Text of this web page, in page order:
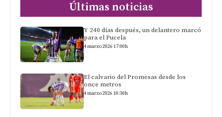
Últimas noticias
Y 240 días después, un delantero marcó
para el Pucela
4 marzo 2026 17:00h
El calvario del Promesas desde los
once metros
4 marzo 2026 10:30h